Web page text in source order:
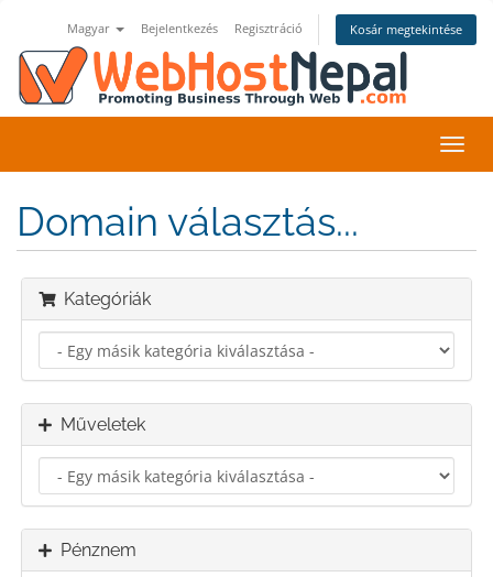
Magyar Bejelentkezés Regisztráció Kosár megtekintése
a
Domain választás...
Kategóriák
Műveletek
Pénznem